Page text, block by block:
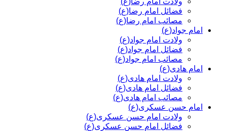
فضائل امام رضا(ع)
مصائب امام رضا(ع)
امام جواد(ع)
ولادت امام جواد(ع)
فضائل امام جواد(ع)
مصائب امام جواد(ع)
امام هادی(ع)
ولادت امام هادی(ع)
فضائل امام هادی(ع)
مصائب امام هادی(ع)
امام حسن عسکری(ع)
ولادت امام حسن عسکری(ع)
فضائل امام حسن عسکری(ع)